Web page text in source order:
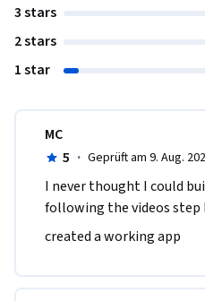
3 stars
2 stars
1 star
MC
5 · Geprüft am 9. Aug.
I never thought I could
following the videos step
created a working app